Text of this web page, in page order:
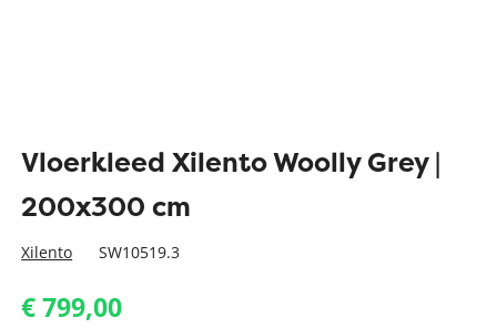
Vloerkleed Xilento Woolly Grey |
200x300 cm
Xilento SW10519.3
€ 799,00